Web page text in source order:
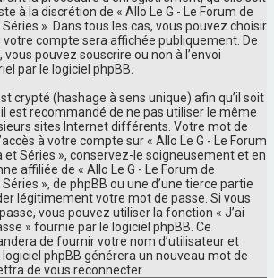
à la discrétion de « Allo Le G - Le Forum de
». Dans tous les cas, vous pouvez choisir
compte sera affichée publiquement. De
pouvez souscrire ou non à l’envoi
par le logiciel phpBB.
crypté (hashage à sens unique) afin qu’il soit
est recommandé de ne pas utiliser le même
sites Internet différents. Votre mot de
à votre compte sur « Allo Le G - Le Forum
et Séries », conservez-le soigneusement et en
affiliée de « Allo Le G - Le Forum de
», de phpBB ou une d’une tierce partie
légitimement votre mot de passe. Si vous
vous pouvez utiliser la fonction « J’ai
» fournie par le logiciel phpBB. Ce
de fournir votre nom d’utilisateur et
phpBB générera un nouveau mot de
de vous reconnecter.